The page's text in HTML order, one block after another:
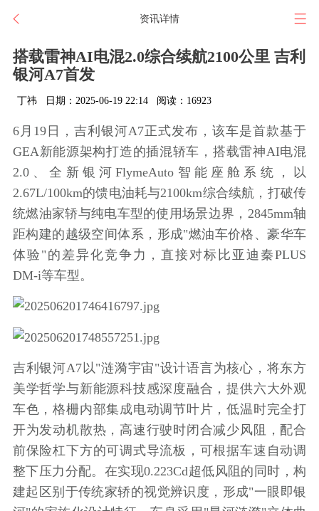
资讯详情
搭载雷神AI电混2.0综合续航2100公里 吉利
银河A7首发
丁祎 日期：2025-06-19 22:14 阅读：16923
6月19日，吉利银河A7正式发布，该车是首款基于
GEA新能源架构打造的插混轿车，搭载雷神AI电混
2.0、全新银河FlymeAuto智能座舱系统，以
2.67L/100km的馈电油耗与2100km综合续航，打破传
统燃油家轿与纯电车型的使用场景边界，2845mm轴
距构建的越级空间体系，形成"燃油车价格、豪华车
体验"的差异化竞争力，直接对标比亚迪秦PLUS
DM-i等车型。
吉利银河A7以"涟漪宇宙"设计语言为核心，将东方
美学哲学与新能源科技感深度融合，提供六大外观
车色，格栅内部集成电动调节叶片，低温时完全打
开为发动机散热，高速行驶时闭合减少风阻，配合
前保险杠下方的可调式导流板，可根据车速自动调
整下压力分配。在实现0.223Cd超低风阻的同时，构
建起区别于传统家轿的视觉辨识度，形成"一眼即银